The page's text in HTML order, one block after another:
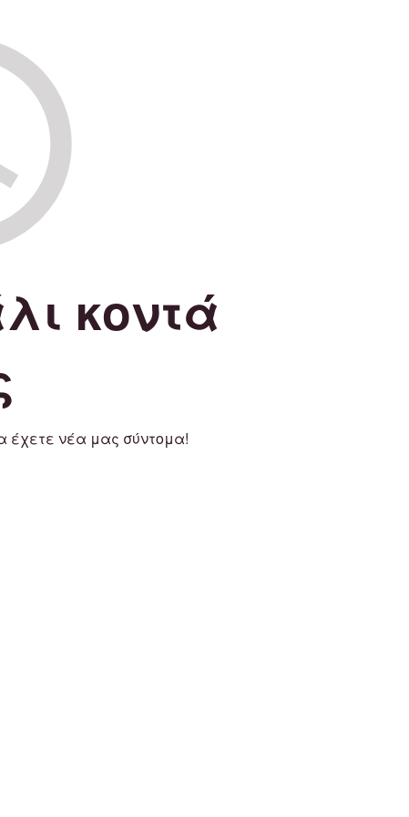
κοντά
έχετε νέα μας σύντομα!